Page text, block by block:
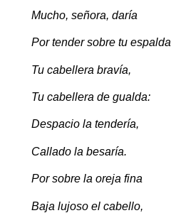
Mucho, señora, daría
Por tender sobre tu espalda
Tu cabellera bravía,
Tu cabellera de gualda:
Despacio la tendería,
Callado la besaría.
Por sobre la oreja fina
Baja lujoso el cabello,